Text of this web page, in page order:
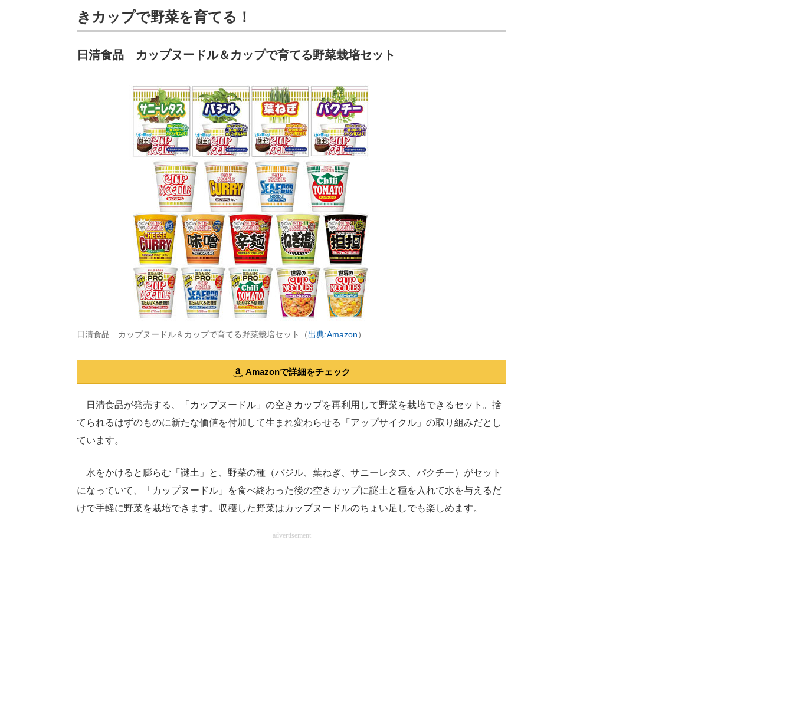
きカップで野菜を育てる！
日清食品 カップヌードル＆カップで育てる野菜栽培セット
日清食品 カップヌードル＆カップで育てる野菜栽培セット（出典:Amazon）
Amazonで詳細をチェック
日清食品が発売する、「カップヌードル」の空きカップを再利用して野菜を栽培できるセット。捨
てられるはずのものに新たな価値を付加して生まれ変わらせる「アップサイクル」の取り組みだとし
ています。
水をかけると膨らむ「謎土」と、野菜の種（バジル、葉ねぎ、サニーレタス、パクチー）がセット
になっていて、「カップヌードル」を食べ終わった後の空きカップに謎土と種を入れて水を与えるだ
けで手軽に野菜を栽培できます。収穫した野菜はカップヌードルのちょい足しでも楽しめます。
advertisement